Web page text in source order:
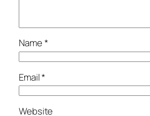
Name*
Email*
Website